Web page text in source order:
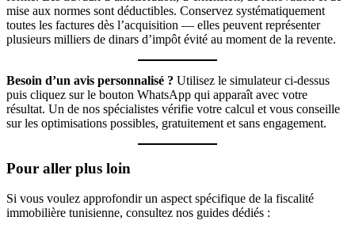
mise aux normes sont déductibles. Conservez systématiquement
toutes les factures dès l’acquisition — elles peuvent représenter
plusieurs milliers de dinars d’impôt évité au moment de la revente.
Besoin d’un avis personnalisé ? Utilisez le simulateur ci-dessus
puis cliquez sur le bouton WhatsApp qui apparaît avec votre
résultat. Un de nos spécialistes vérifie votre calcul et vous conseille
sur les optimisations possibles, gratuitement et sans engagement.
Pour aller plus loin
Si vous voulez approfondir un aspect spécifique de la fiscalité
immobilière tunisienne, consultez nos guides dédiés :